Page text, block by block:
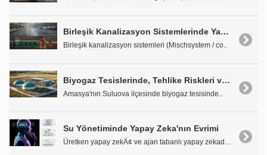
Birleşik Kanalizasyon Sistemlerinde Yağışlı Hava Deşarjlarının (CSO) Yönetimi
Birleşik kanalizasyon sistemleri (Mischsystem / co..
Biyogaz Tesislerinde, Tehlike Riskleri ve Korunma Önlemleri
Amasya'nın Suluova ilçesinde biyogaz tesisinde..
Su Yönetiminde Yapay Zeka'nın Evrimi
Üretken yapay zekÃ¢ ve ajan tabanlı yapay zekadaki..